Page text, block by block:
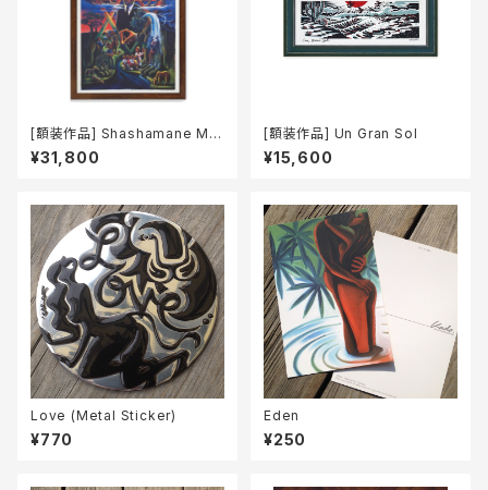
[額装作品] Shashamane Ma
ndala (ブラウンフレーム)
¥31,800
[額装作品] Un Gran Sol
¥15,600
Love (Metal Sticker)
¥770
Eden
¥250